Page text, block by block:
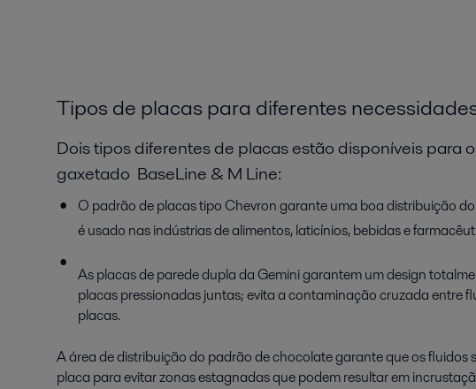
Tipos de placas para diferentes
Dois tipos diferentes de placas estão disponíveis para
gaxetado BaseLine & M Line:
O padrão de placas tipo Chevron garante uma boa distribuição
é usado nas indústrias de alimentos, laticínios, bebidas e
As placas de parede dupla da Gemini garantem um design
placas pressionadas juntas; evita a contaminação cruzada entre
placas.
A área de distribuição do padrão de chocolate garante que os
placa para evitar zonas estagnadas que podem resultar em